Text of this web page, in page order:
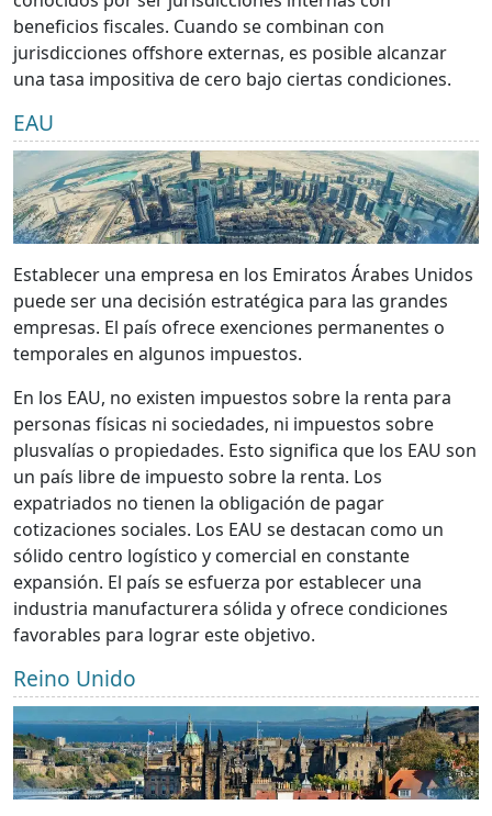
beneficios fiscales. Cuando se combinan con
jurisdicciones offshore externas, es posible alcanzar
una tasa impositiva de cero bajo ciertas condiciones.
EAU
Establecer una empresa en los Emiratos Árabes Unidos
puede ser una decisión estratégica para las grandes
empresas. El país ofrece exenciones permanentes o
temporales en algunos impuestos.
En los EAU, no existen impuestos sobre la renta para
personas físicas ni sociedades, ni impuestos sobre
plusvalías o propiedades. Esto significa que los EAU son
un país libre de impuesto sobre la renta. Los
expatriados no tienen la obligación de pagar
cotizaciones sociales. Los EAU se destacan como un
sólido centro logístico y comercial en constante
expansión. El país se esfuerza por establecer una
industria manufacturera sólida y ofrece condiciones
favorables para lograr este objetivo.
Reino Unido